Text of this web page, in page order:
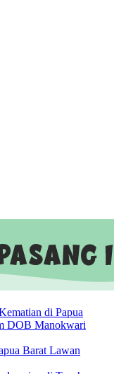
di Papua
DOB Manokwari
Barat Lawan